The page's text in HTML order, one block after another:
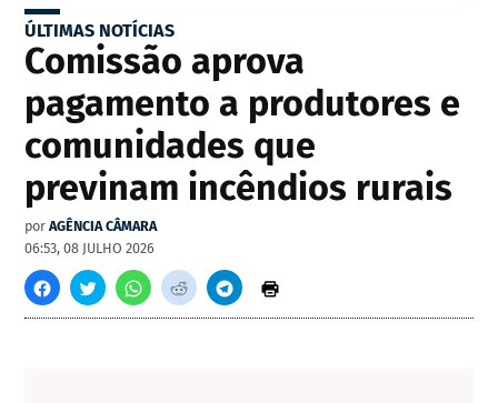
ÚLTIMAS NOTÍCIAS
Comissão aprova
pagamento a produtores e
comunidades que
previnam incêndios rurais
por AGÊNCIA CÂMARA
06:53, 08 JULHO 2026